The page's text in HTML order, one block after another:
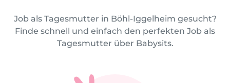
Job als Tagesmutter in Böhl-Iggelheim gesucht?
Finde schnell und einfach den perfekten Job als
Tagesmutter über Babysits.